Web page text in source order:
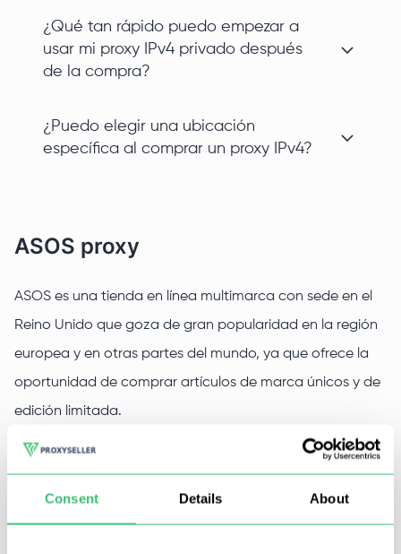
Consent Details About
¿Qué tan rápido puedo empezar a
usar mi proxy IPv4 privado después
de la compra?
¿Puedo elegir una ubicación
específica al comprar un proxy IPv4?
ASOS proxy
ASOS es una tienda en línea multimarca con sede en el
Reino Unido que goza de gran popularidad en la región
europea y en otras partes del mundo, ya que ofrece la
oportunidad de comprar artículos de marca únicos y de
edición limitada.
Muchos usuarios experimentados utilizan servidores